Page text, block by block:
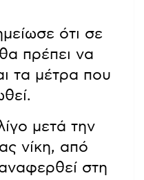
ότι σε
πρέπει να
τα μέτρα που
μετά την
νίκη, από
στη